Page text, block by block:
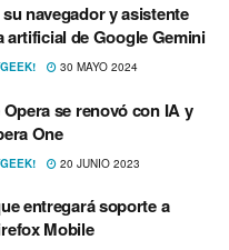
navegador y asistente
artificial de Google Gemini
30 MAYO 2024
se renovó con IA y
One
20 JUNIO 2023
entregará soporte a
Mobile